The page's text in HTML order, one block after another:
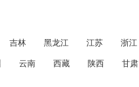
吉林 黑龙江 江苏 浙江
云南 西藏 陕西 甘肃